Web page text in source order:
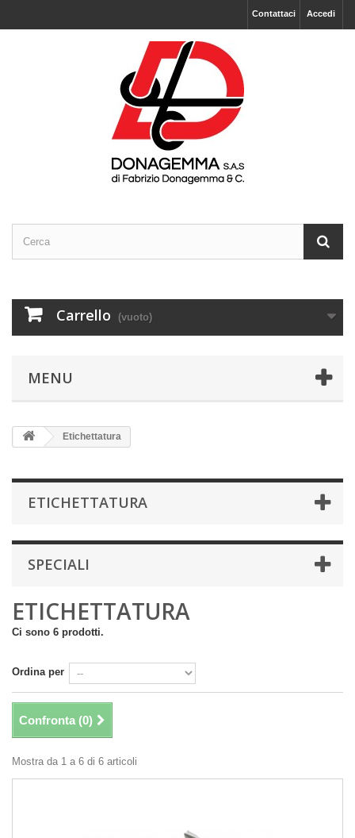
Accedi
Contattaci
Carrello (vuoto)
MENU
Etichettatura
ETICHETTATURA
SPECIALI
ETICHETTATURA
Ci sono 6 prodotti.
Ordina per
Confronta (0)
Mostra da 1 a 6 di 6 articoli